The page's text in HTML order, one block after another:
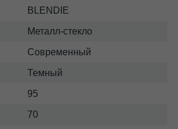
BLENDIE
Металл-стекло
Современный
Темный
95
70